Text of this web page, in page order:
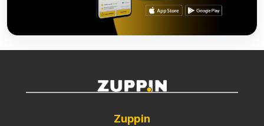
Zuppin